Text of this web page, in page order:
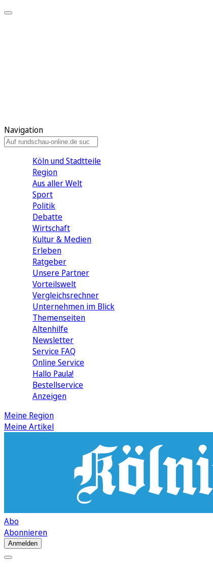
Navigation
Köln und Stadtteile
Region
Aus aller Welt
Sport
Politik
Debatte
Wirtschaft
Kultur & Medien
Erleben
Ratgeber
Unsere Partner
Vorteilswelt
Vergleichsrechner
Unternehmen im Blick
Themenseiten
Altenhilfe
Newsletter
Service FAQ
Online Service
Hallo Paula!
Bestellservice
Anzeigen
Meine Region
Meine Artikel
Abo
Abonnieren
Anmelden